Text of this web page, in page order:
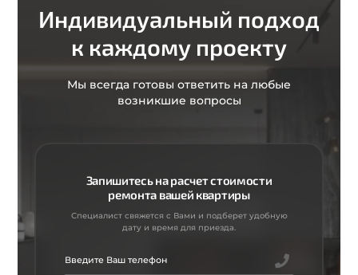
Индивидуальный подход
к каждому проекту
Мы всегда готовы ответить на любые
возникшие вопросы
Запишитесь на расчет стоимости
ремонта вашей квартиры
Специалист свяжется с Вами и подберет удобную
дату и время для приезда.